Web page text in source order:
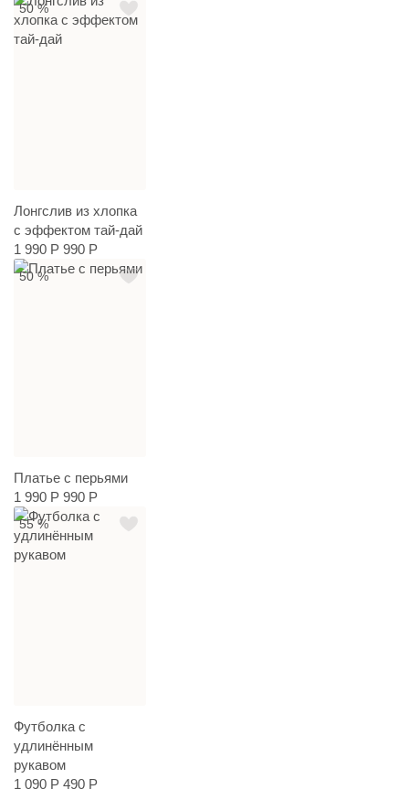
50 %
Лонгслив из хлопка
с эффектом тай-дай
1 990 Р 990 Р
50 %
Платье с перьями
1 990 Р 990 Р
55 %
Футболка с
удлинённым
рукавом
1 090 Р 490 Р